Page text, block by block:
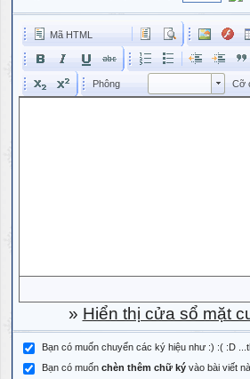
Mã HTML
Phông Phông Cỡ
» Hiển thị cửa sổ mặt
Bạn có muốn chuyển các ký hiệu như :) :( :D
Bạn có muốn chèn thêm chữ ký vào bài viết